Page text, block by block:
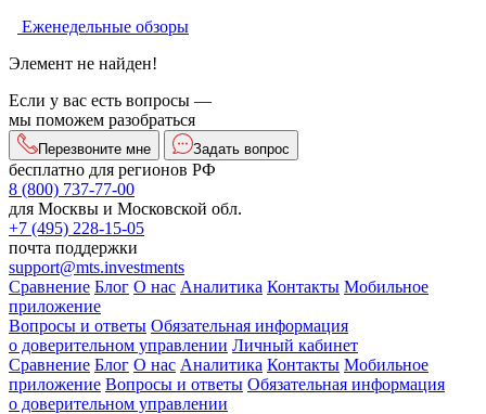
Еженедельные обзоры
Элемент не найден!
Если у вас есть вопросы —
мы поможем разобраться
Перезвоните мне Задать вопрос
бесплатно для регионов РФ
8 (800) 737-77-00
для Москвы и Московской обл.
+7 (495) 228-15-05
почта поддержки
support@mts.investments
Сравнение Блог О нас Аналитика Контакты Мобильное
приложение
Вопросы и ответы Обязательная информация
о доверительном управлении Личный кабинет
Сравнение Блог О нас Аналитика Контакты Мобильное
приложение Вопросы и ответы Обязательная информация
о доверительном управлении